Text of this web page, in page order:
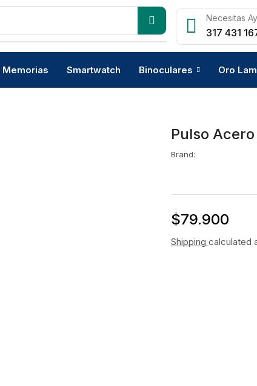
Necesitas
317 431
Memorias Smartwatch Binoculares Oro
Pulso
Brand:
$79.900
Shipping calculated